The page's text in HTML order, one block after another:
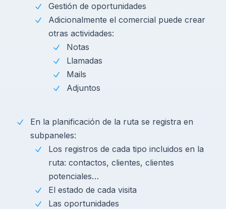
Gestión de oportunidades
Adicionalmente el comercial puede crear
otras actividades:
Notas
Llamadas
Mails
Adjuntos
En la planificación de la ruta se registra en
subpaneles:
Los registros de cada tipo incluidos en la
ruta: contactos, clientes, clientes
potenciales…
El estado de cada visita
Las oportunidades